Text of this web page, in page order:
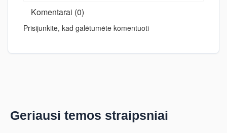
Komentarai (0)
Prisijunkite, kad galėtumėte komentuoti
Geriausi temos straipsniai